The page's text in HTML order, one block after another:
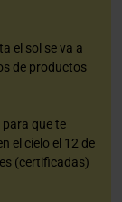
el sol se va a
de productos
que te
el cielo el 12 de
(certificadas)